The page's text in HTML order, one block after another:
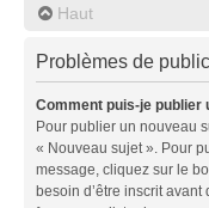
Haut
Problèmes de
Comment puis-je publier
Pour publier un nouveau
« Nouveau sujet ». Pour
message, cliquez sur le
besoin d’être inscrit